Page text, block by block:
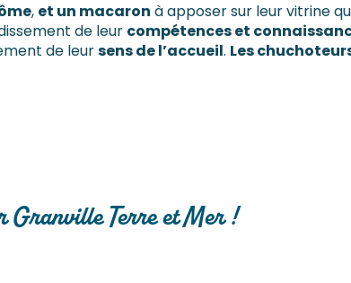
, et un macaron à apposer sur leur vitrine
de leur compétences et
de leursens de l’accueil. Les
Granville Terre et Mer !